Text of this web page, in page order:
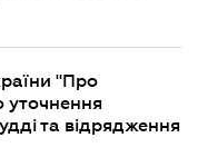
"Про
уточнення
та відрядження